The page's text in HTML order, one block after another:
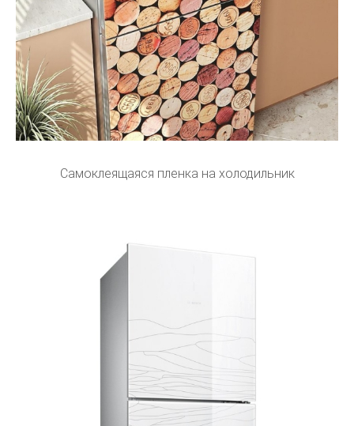
Самоклеящаяся пленка на холодильник